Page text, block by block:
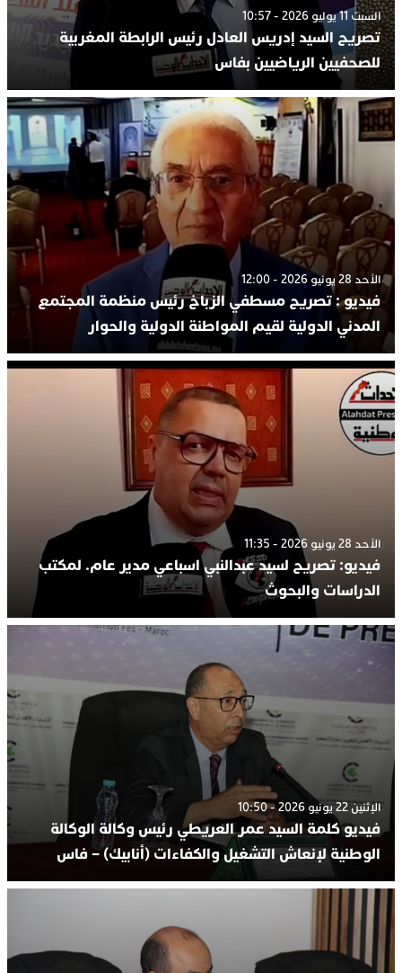
السبت 11 يوليو 2026 - 10:57
تصريح السيد إدريس العادل رئيس الرابطة المغربية
للصحفيين الرياضيين بفاس
الأحد 28 يونيو 2026 - 12:00
فيديو : تصريح مسطفي الزباخ رئيس منظمة المجتمع
المدني الدولية لقيم المواطنة الدولية والحوار
الأحد 28 يونيو 2026 - 11:35
فيديو: تصريح لسيد عبدالنبي اسباعي مدير عام. لمكتب
الدراسات والبحوث
الإثنين 22 يونيو 2026 - 10:50
فيديو كلمة السيد عمر العريطي رئيس وكالة الوكالة
الوطنية لإنعاش التشغيل والكفاءات (أنابيك) – فاس